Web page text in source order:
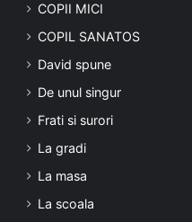
COPII MICI
COPIL SANATOS
David spune
De unul singur
Frati si surori
La gradi
La masa
La scoala